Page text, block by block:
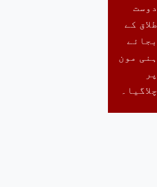
دوست
طلاق کے
بجائے
ہنی مون
پر
چلاگیا۔